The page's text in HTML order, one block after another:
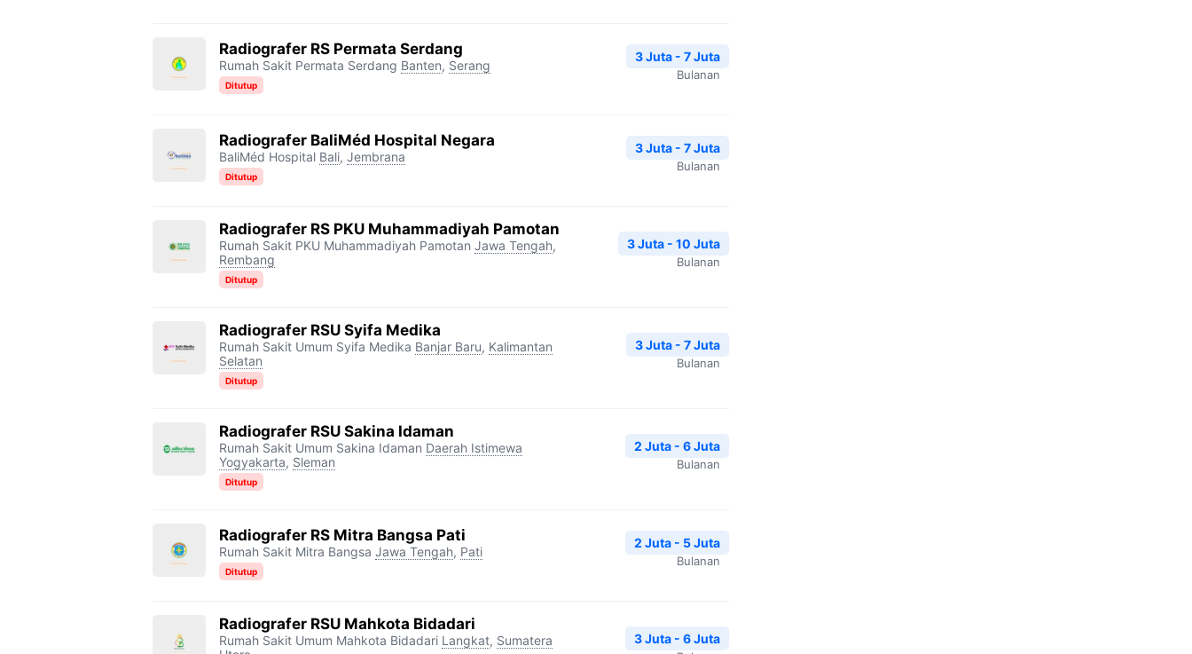
Radiografer RS Permata Serdang
Rumah Sakit Permata Serdang Banten, Serang
Ditutup
3 Juta - 7 Juta
Bulanan
Radiografer BaliMéd Hospital Negara
BaliMéd Hospital Bali, Jembrana
Ditutup
3 Juta - 7 Juta
Bulanan
Radiografer RS PKU Muhammadiyah Pamotan
Rumah Sakit PKU Muhammadiyah Pamotan Jawa Tengah,
Rembang
Ditutup
3 Juta - 10 Juta
Bulanan
Radiografer RSU Syifa Medika
Rumah Sakit Umum Syifa Medika Banjar Baru, Kalimantan
Selatan
Ditutup
3 Juta - 7 Juta
Bulanan
Radiografer RSU Sakina Idaman
Rumah Sakit Umum Sakina Idaman Daerah Istimewa
Yogyakarta, Sleman
Ditutup
2 Juta - 6 Juta
Bulanan
Radiografer RS Mitra Bangsa Pati
Rumah Sakit Mitra Bangsa Jawa Tengah, Pati
Ditutup
2 Juta - 5 Juta
Bulanan
Radiografer RSU Mahkota Bidadari
Rumah Sakit Umum Mahkota Bidadari Langkat, Sumatera
3 Juta - 6 Juta